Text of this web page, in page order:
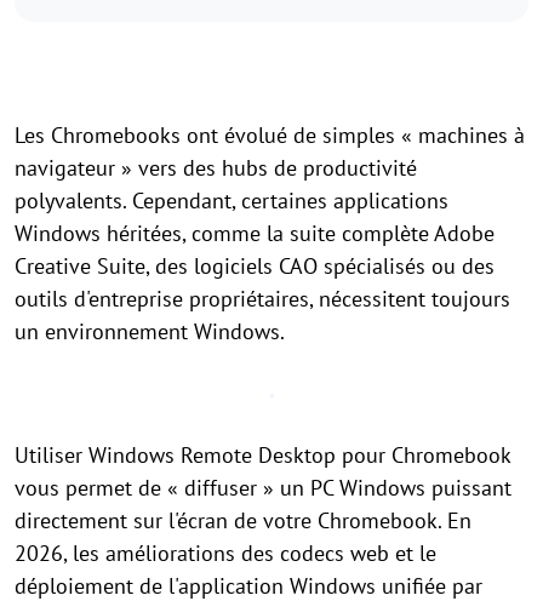
Les Chromebooks ont évolué de simples « machines à
navigateur » vers des hubs de productivité
polyvalents. Cependant, certaines applications
Windows héritées, comme la suite complète Adobe
Creative Suite, des logiciels CAO spécialisés ou des
outils d'entreprise propriétaires, nécessitent toujours
un environnement Windows.
Utiliser Windows Remote Desktop pour Chromebook
vous permet de « diffuser » un PC Windows puissant
directement sur l'écran de votre Chromebook. En
2026, les améliorations des codecs web et le
déploiement de l'application Windows unifiée par